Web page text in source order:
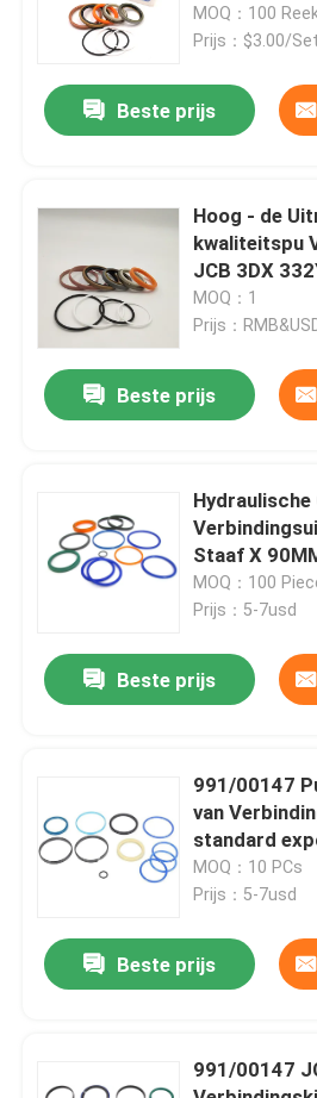
Huis
Video's
Fabrieksreis
Kwaliteitscontrole
Contacteer ons
Nieuws
De hydraulische uitrusting van
MOQ：100
Prijs：$3.00/
Beste prijs
Hoog - de
kwaliteitspu
JCB 3DX
MOQ：1
Prijs：
Beste prijs
Hydraulische
Staaf X
991/00147
MOQ：100
Prijs：5-7usd
Beste prijs
991/00147
van
standard
MOQ：10 PCs
Prijs：5-7usd
Beste prijs
991/00147